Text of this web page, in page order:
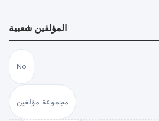
المؤلفين شعبية
No
مجموعة مؤلفين